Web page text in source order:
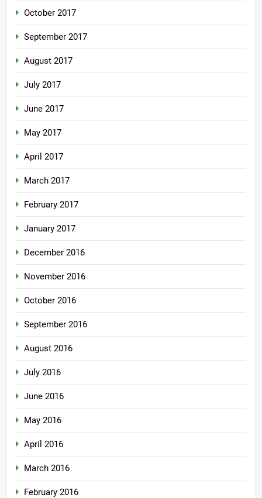
October 2017
September 2017
August 2017
July 2017
June 2017
May 2017
April 2017
March 2017
February 2017
January 2017
December 2016
November 2016
October 2016
September 2016
August 2016
July 2016
June 2016
May 2016
April 2016
March 2016
February 2016